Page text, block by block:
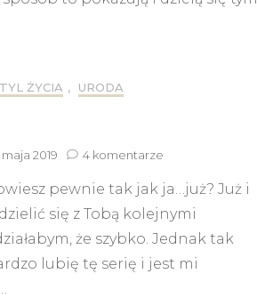
ŻYCIA , URODA
maja 2019 4 komentarze
mnie…
pewnie tak jak ja…już? Już i
się z Tobą kolejnymi
że szybko. Jednak tak
lubię tę serię i jest mi